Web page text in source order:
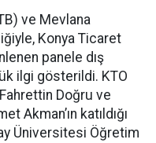
ve Mevlana
Konya Ticaret
panele dış
ilgi gösterildi. KTO
Doğru ve
Akman’ın katıldığı
Üniversitesi Öğretim